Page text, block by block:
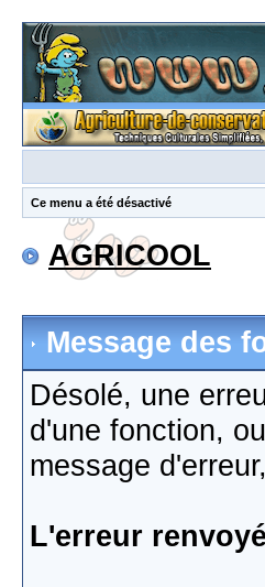
Ce menu a été désactivé
AGRICOOL
Message des
Désolé, une
d'une fonction,
message
L'erreur